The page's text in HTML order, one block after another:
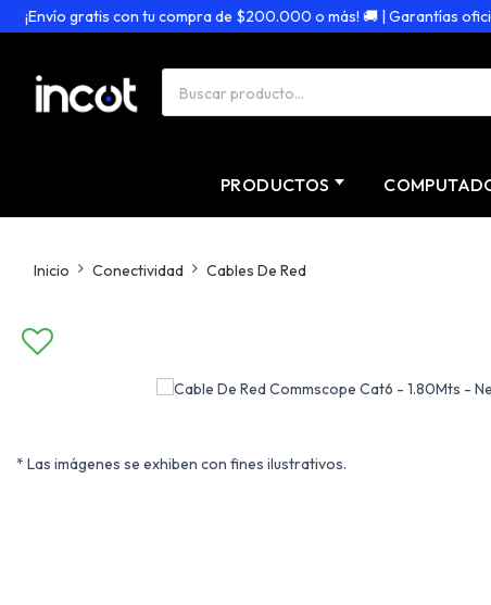
¡Envío gratis con tu compra de $200.000 o más! 🚚 | Garantías
PRODUCTOS
Inicio Conectividad Cables De Red
* Las imágenes se exhiben con fines ilustrativos.